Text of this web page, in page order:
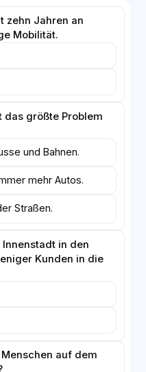
zehn Jahren an
Mobilität.
das größte Problem
und Bahnen.
mehr Autos.
Straßen.
in den
Kunden in die
auf dem